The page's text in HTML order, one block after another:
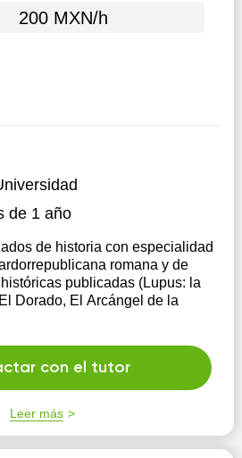
200 MXN/h
de 1 año
de historia con especialidad
romana y de
publicadas (Lupus: la
Dorado, El Arcángel de la
con el tutor
Leer más